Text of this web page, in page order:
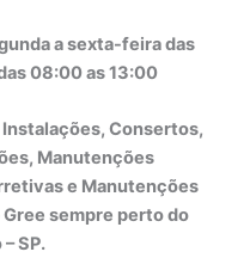
a sexta-feira das
08:00 as 13:00
Consertos,
Manutenções
e Manutenções
sempre perto do
SP.